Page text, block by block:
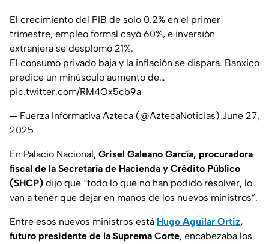
El crecimiento del PIB de solo 0.2% en el primer
trimestre, empleo formal cayó 60%, e inversión
extranjera se desplomó 21%.
El consumo privado baja y la inflación se dispara. Banxico
predice un minúsculo aumento de…
pic.twitter.com/RM4Ox5cb9a
— Fuerza Informativa Azteca (@AztecaNoticias) June 27,
2025
En Palacio Nacional, Grisel Galeano García, procuradora
fiscal de la Secretaría de Hacienda y Crédito Público
(SHCP) dijo que “todo lo que no han podido resolver, lo
van a tener que dejar en manos de los nuevos ministros”.
Entre esos nuevos ministros está Hugo Aguilar Ortiz,
futuro presidente de la Suprema Corte, encabezaba los